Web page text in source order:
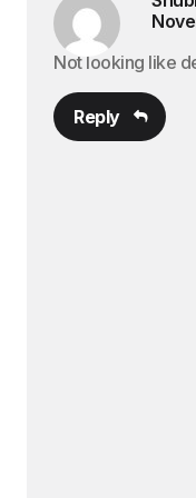
Not looking like
Reply